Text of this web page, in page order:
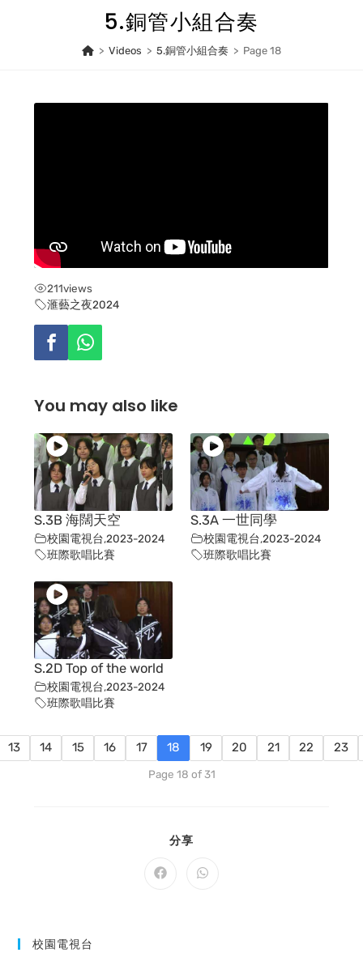
5.銅管小組合奏
> Videos > 5.銅管小組合奏 > Page 18
211views
滙藝之夜2024
You may also like
S.3B 海闊天空
校園電視台,2023-2024
班際歌唱比賽
S.3A 一世同學
校園電視台,2023-2024
班際歌唱比賽
S.2D Top of the world
校園電視台,2023-2024
班際歌唱比賽
13 14 15 16 17 18 19 20 21 22 23
Page 18 of 31
分享
CONTENT
Opens
Opens
校園電視台